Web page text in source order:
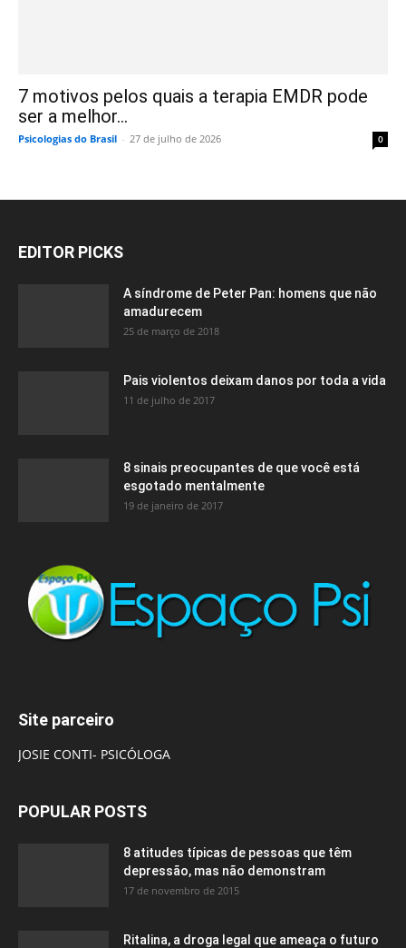
7 motivos pelos quais a terapia EMDR pode
ser a melhor...
Psicologias do Brasil - 27 de julho de 2026 0
EDITOR PICKS
A síndrome de Peter Pan: homens que não
amadurecem
25 de março de 2018
Pais violentos deixam danos por toda a vida
11 de julho de 2017
8 sinais preocupantes de que você está
esgotado mentalmente
19 de janeiro de 2017
Site parceiro
JOSIE CONTI- PSICÓLOGA
POPULAR POSTS
8 atitudes típicas de pessoas que têm
depressão, mas não demonstram
17 de novembro de 2015
Ritalina, a droga legal que ameaça o futuro